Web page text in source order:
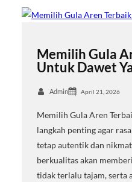
Memilih Gula
Untuk Dawet
Admin April 21, 2026
Memilih Gula Aren
langkah penting agar
tetap autentik dan
berkualitas akan
tidak terlalu tajam, serta